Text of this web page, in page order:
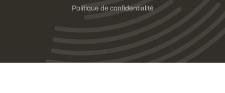
Politique de confidentialité